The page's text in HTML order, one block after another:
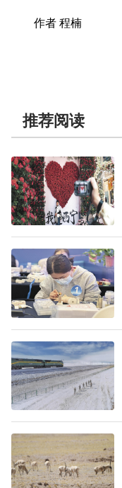
作者 程楠
推荐阅读